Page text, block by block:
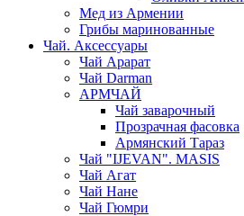
Мед из Армении
Грибы маринованные
Чай. Аксессуары
Чай Арарат
Чай Darman
АРМЧАЙ
Чай заварочный
Прозрачная фасовка
Армянский Тараз
Чай "IJEVAN". MASIS
Чай Агат
Чай Нане
Чай Гюмри